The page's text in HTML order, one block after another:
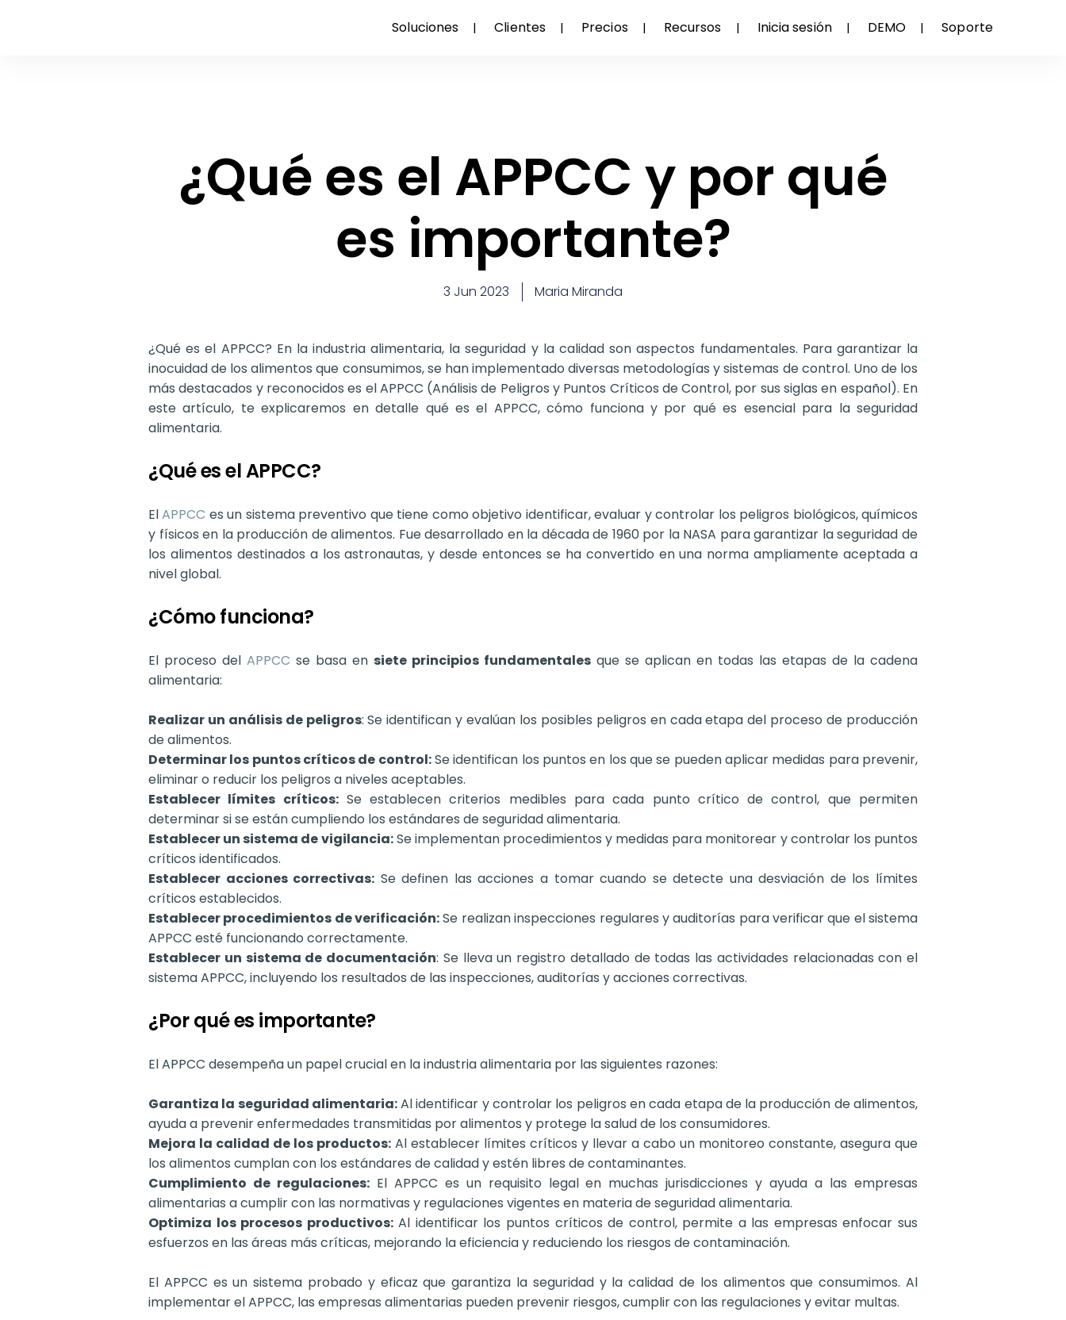
Soluciones Clientes Precios Recursos Inicia sesión DEMO Soporte
¿Qué es el APPCC y por qué
es importante?
3 Jun 2023 Maria Miranda
¿Qué es el APPCC? En la industria alimentaria, la seguridad y la calidad son aspectos fundamentales. Para garantizar la
inocuidad de los alimentos que consumimos, se han implementado diversas metodologías y sistemas de control. Uno de los
más destacados y reconocidos es el APPCC (Análisis de Peligros y Puntos Críticos de Control, por sus siglas en español). En
este artículo, te explicaremos en detalle qué es el APPCC, cómo funciona y por qué es esencial para la seguridad
alimentaria.
¿Qué es el APPCC?
ElAPPCC es un sistema preventivo que tiene como objetivo identificar, evaluar y controlar los peligros biológicos, químicos
y físicos en la producción de alimentos. Fue desarrollado en la década de 1960 por la NASA para garantizar la seguridad de
los alimentos destinados a los astronautas, y desde entonces se ha convertido en una norma ampliamente aceptada a
nivel global.
¿Cómo funciona?
El proceso del APPCC se basa en siete principios fundamentales que se aplican en todas las etapas de la cadena
alimentaria:
Realizar un análisis de peligros: Se identifican y evalúan los posibles peligros en cada etapa del proceso de producción
de alimentos.
Determinar los puntos críticos de control:Se identifican los puntos en los que se pueden aplicar medidas para prevenir,
eliminar o reducir los peligros a niveles aceptables.
Establecer límites críticos:Se establecen criterios medibles para cada punto crítico de control, que permiten
determinar si se están cumpliendo los estándares de seguridad alimentaria.
Establecer un sistema de vigilancia:Se implementan procedimientos y medidas para monitorear y controlar los puntos
críticos identificados.
Establecer acciones correctivas: Se definen las acciones a tomar cuando se detecte una desviación de los límites
críticos establecidos.
Establecer procedimientos de verificación:Se realizan inspecciones regulares y auditorías para verificar que el sistema
APPCC esté funcionando correctamente.
Establecer un sistema de documentación: Se lleva un registro detallado de todas las actividades relacionadas con el
sistema APPCC, incluyendo los resultados de las inspecciones, auditorías y acciones correctivas.
¿Por qué es importante?
El APPCC desempeña un papel crucial en la industria alimentaria por las siguientes razones:
Garantiza la seguridad alimentaria:Al identificar y controlar los peligros en cada etapa de la producción de alimentos,
ayuda a prevenir enfermedades transmitidas por alimentos y protege la salud de los consumidores.
Mejora la calidad de los productos: Al establecer límites críticos y llevar a cabo un monitoreo constante, asegura que
los alimentos cumplan con los estándares de calidad y estén libres de contaminantes.
Cumplimiento de regulaciones:El APPCC es un requisito legal en muchas jurisdicciones y ayuda a las empresas
alimentarias a cumplir con las normativas y regulaciones vigentes en materia de seguridad alimentaria.
Optimiza los procesos productivos:Al identificar los puntos críticos de control, permite a las empresas enfocar sus
esfuerzos en las áreas más críticas, mejorando la eficiencia y reduciendo los riesgos de contaminación.
El APPCC es un sistema probado y eficaz que garantiza la seguridad y la calidad de los alimentos que consumimos. Al
implementar el APPCC, las empresas alimentarias pueden prevenir riesgos, cumplir con las regulaciones y evitar multas.